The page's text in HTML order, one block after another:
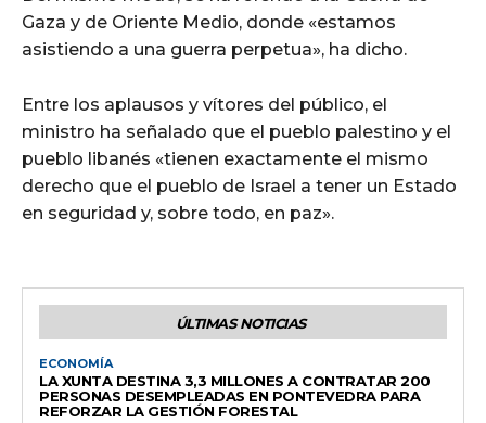
Gaza y de Oriente Medio, donde «estamos
asistiendo a una guerra perpetua», ha dicho.
Entre los aplausos y vítores del público, el
ministro ha señalado que el pueblo palestino y el
pueblo libanés «tienen exactamente el mismo
derecho que el pueblo de Israel a tener un Estado
en seguridad y, sobre todo, en paz».
ÚLTIMAS NOTICIAS
ECONOMÍA
LA XUNTA DESTINA 3,3 MILLONES A CONTRATAR 200
PERSONAS DESEMPLEADAS EN PONTEVEDRA PARA
REFORZAR LA GESTIÓN FORESTAL